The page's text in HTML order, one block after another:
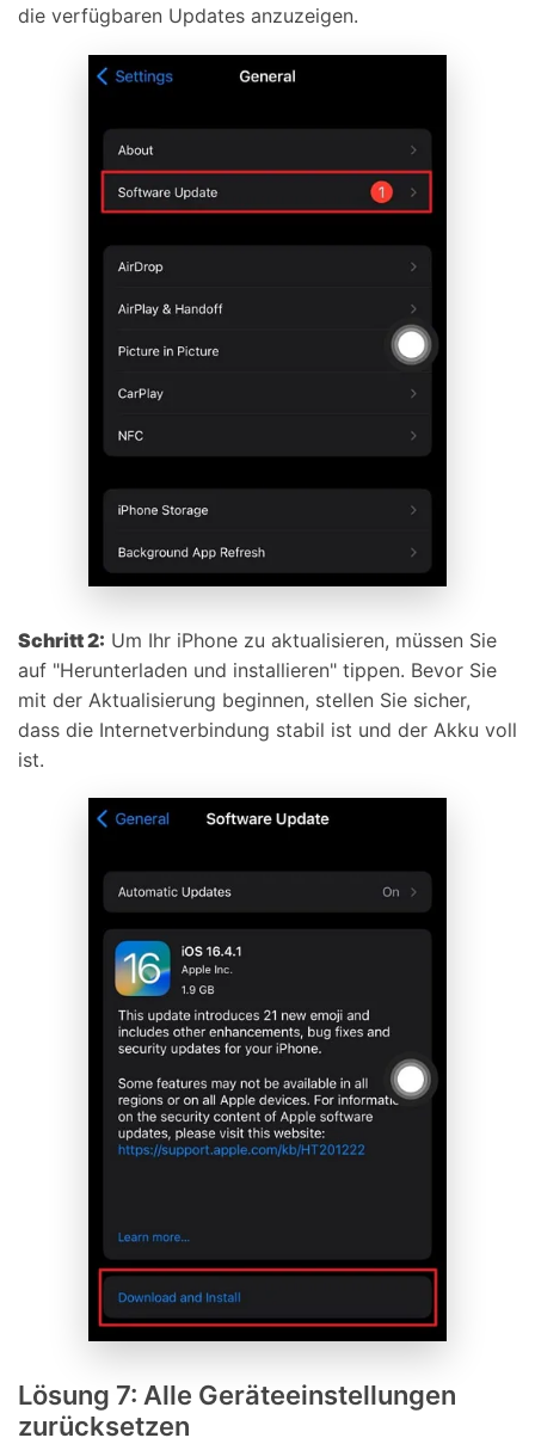
die verfügbaren Updates anzuzeigen.
Schritt 2: Um Ihr iPhone zu aktualisieren, müssen Sie
auf "Herunterladen und installieren" tippen. Bevor Sie
mit der Aktualisierung beginnen, stellen Sie sicher,
dass die Internetverbindung stabil ist und der Akku voll
ist.
Lösung 7: Alle Geräteeinstellungen
zurücksetzen